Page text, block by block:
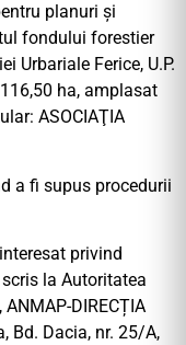
planuri şi
fondului forestier
Urbariale Ferice, U.P.
ha, amplasat
ASOCIAŢIA
a fi supus procedurii
privind
la Autoritatea
DIRECȚIA
Bd. Dacia, nr. 25/A,